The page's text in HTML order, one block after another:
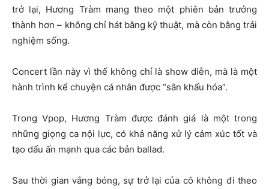
trở lại, Hương Tràm mang theo một phiên bản trưởng
thành hơn – không chỉ hát bằng kỹ thuật, mà còn bằng trải
nghiệm sống.
Concert lần này vì thế không chỉ là show diễn, mà là một
hành trình kể chuyện cá nhân được “sân khấu hóa”.
Trong Vpop, Hương Tràm được đánh giá là một trong
những giọng ca nội lực, có khả năng xử lý cảm xúc tốt và
tạo dấu ấn mạnh qua các bản ballad.
Sau thời gian vắng bóng, sự trở lại của cô không đi theo